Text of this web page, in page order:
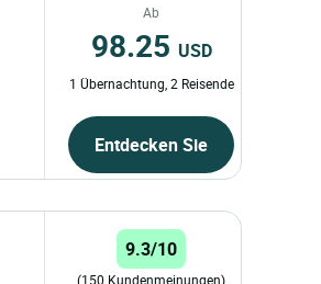
Ab
98.25 USD
1 Übernachtung, 2 Reisende
Entdecken Sie
9.3/10
(150 Kundenmeinungen)